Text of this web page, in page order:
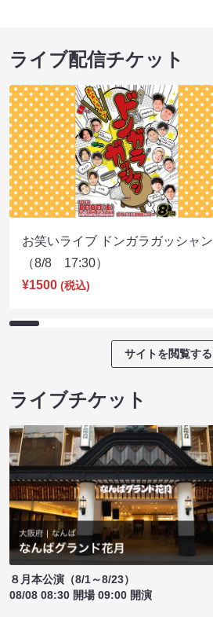
ライブ配信チケット
お笑いライブ ドンガラガッシャン
（8/8 17:30）
¥1500 (税込)
サイトを閲覧する
ライブチケット
８月本公演（8/1～8/23）
08/08 08:30 開場 09:00 開演